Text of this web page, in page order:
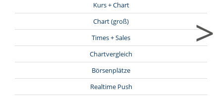
Kurs + Chart
Chart (groß)
Times + Sales
Chartvergleich
Börsenplätze
Realtime Push
>